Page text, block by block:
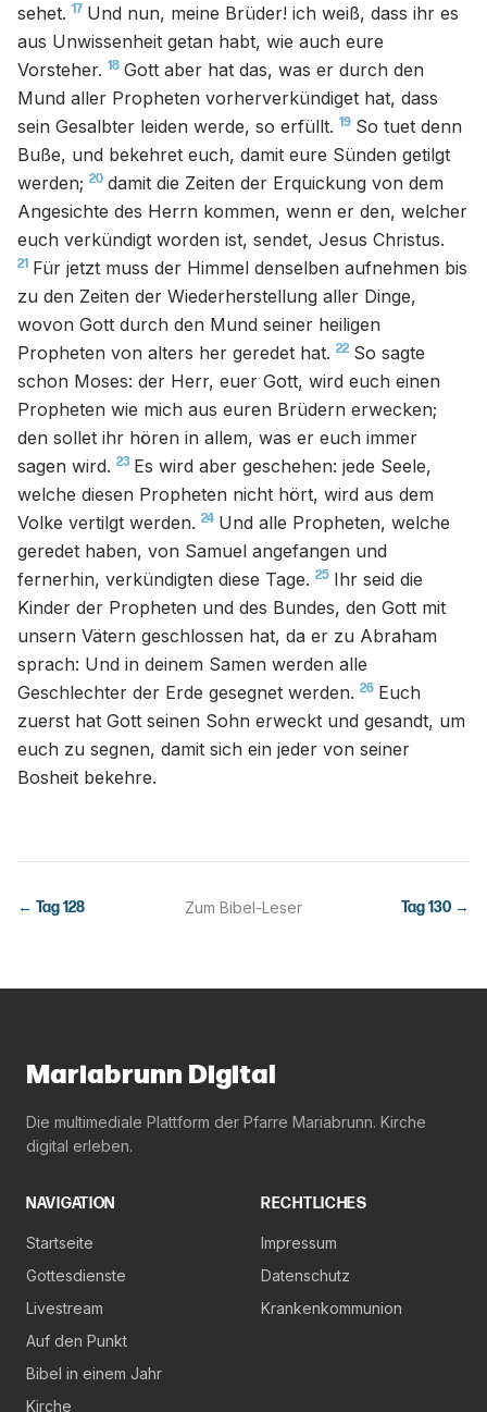
sehet. 17 Und nun, meine Brüder! ich weiß, dass ihr es
aus Unwissenheit getan habt, wie auch eure
Vorsteher. 18 Gott aber hat das, was er durch den
Mund aller Propheten vorherverkündiget hat, dass
sein Gesalbter leiden werde, so erfüllt. 19 So tuet denn
Buße, und bekehret euch, damit eure Sünden getilgt
werden; 20 damit die Zeiten der Erquickung von dem
Angesichte des Herrn kommen, wenn er den, welcher
euch verkündigt worden ist, sendet, Jesus Christus.
21 Für jetzt muss der Himmel denselben aufnehmen bis
zu den Zeiten der Wiederherstellung aller Dinge,
wovon Gott durch den Mund seiner heiligen
Propheten von alters her geredet hat. 22 So sagte
schon Moses: der Herr, euer Gott, wird euch einen
Propheten wie mich aus euren Brüdern erwecken;
den sollet ihr hören in allem, was er euch immer
sagen wird. 23 Es wird aber geschehen: jede Seele,
welche diesen Propheten nicht hört, wird aus dem
Volke vertilgt werden. 24 Und alle Propheten, welche
geredet haben, von Samuel angefangen und
fernerhin, verkündigten diese Tage. 25 Ihr seid die
Kinder der Propheten und des Bundes, den Gott mit
unsern Vätern geschlossen hat, da er zu Abraham
sprach: Und in deinem Samen werden alle
Geschlechter der Erde gesegnet werden. 26 Euch
zuerst hat Gott seinen Sohn erweckt und gesandt, um
euch zu segnen, damit sich ein jeder von seiner
Bosheit bekehre.
← Tag128 Zum Bibel-Leser Tag130 →
Mariabrunn Digital
Die multimediale Plattform der Pfarre Mariabrunn. Kirche
digital erleben.
NAVIGATION
Startseite
Gottesdienste
Livestream
Auf den Punkt
Bibel in einem Jahr
Kirche
RECHTLICHES
Impressum
Datenschutz
Krankenkommunion